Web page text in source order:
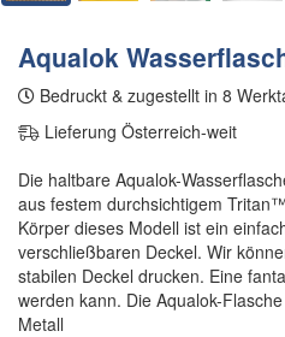
Aqualok
Bedruckt & zugestellt in 8
Lieferung Österreich-weit
Die haltbare Aqualok-
aus festem durchsichtigem
Körper dieses Modell ist ein
verschließbaren Deckel. Wir
stabilen Deckel drucken. Eine
werden kann. Die Aqualok-
Metall